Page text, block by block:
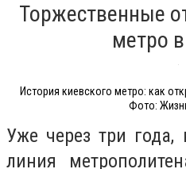
Торжественные
метро
История киевского метро: как
Фото:
Уже через три года,
линия